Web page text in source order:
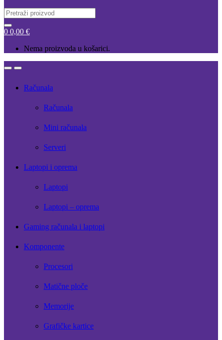
Search
for:
0 0,00 €
Nema proizvoda u košarici.
OpenClose
Računala
Računala
Mini računala
Serveri
Laptopi i oprema
Laptopi
Laptopi – oprema
Gaming računala i laptopi
Komponente
Procesori
Matične ploče
Memorije
Grafičke kartice